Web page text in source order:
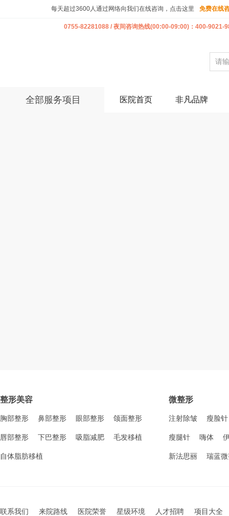
每天超过3600人通过网络向我们在线咨询，点击这里 免费在线
0755-82281088 / 夜间咨询热线(00:00-09:00)：400-9021-
全部服务项目 医院首页 非凡品牌
整形美容
胸部整形 鼻部整形 眼部整形 颌面整形
唇部整形 下巴整形 吸脂减肥 毛发移植
自体脂肪移植
微整形
注射除皱 瘦脸针
瘦腿针 嗨体
新法思丽 瑞蓝
联系我们 来院路线 医院荣誉 星级环境 人才招聘 项目大全